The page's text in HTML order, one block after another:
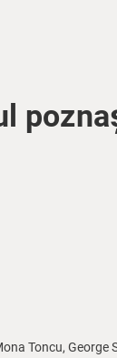
Toncu, George